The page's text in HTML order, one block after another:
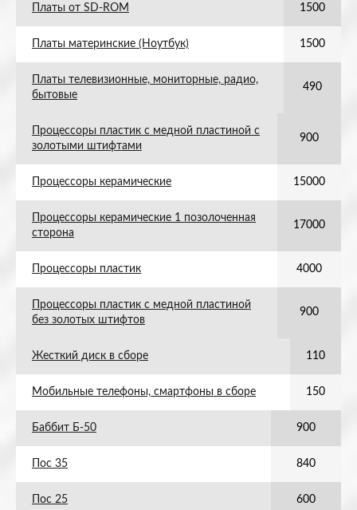
Платы от SD-ROM 1500
Платы материнские (Ноутбук) 1500
Платы телевизионные, мониторные, радио,
бытовые
490
Процессоры пластик с медной пластиной с
золотыми штифтами
900
Процессоры керамические 15000
Процессоры керамические 1 позолоченная
сторона
17000
Процессоры пластик 4000
Процессоры пластик с медной пластиной
без золотых штифтов
900
Жесткий диск в сборе 110
Мобильные телефоны, смартфоны в сборе 150
Баббит Б-50 900
Пос 35 840
Пос 25 600